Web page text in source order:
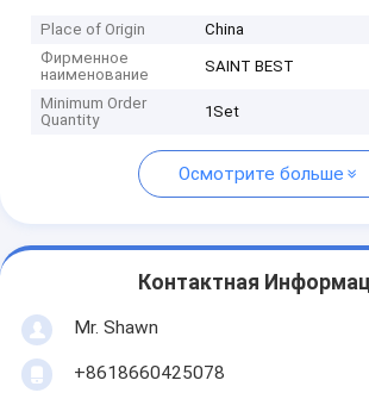
Place of Origin
China
Фирменное
наименование
SAINT BEST
Minimum Order
Quantity
1Set
Осмотрите больше
Контактная
Mr. Shawn
+8618660425078